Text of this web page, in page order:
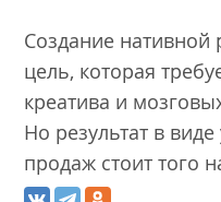
Создание нативной
цель, которая
креатива и
Но результат в
продаж стоит того